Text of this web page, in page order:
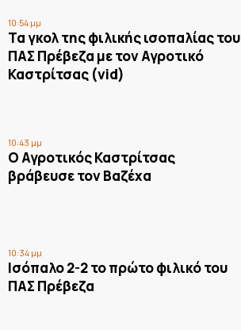
10:54 μμ
Τα γκολ της φιλικής ισοπαλίας του
ΠΑΣ Πρέβεζα με τον Αγροτικό
Καστρίτσας (vid)
10:43 μμ
Ο Αγροτικός Καστρίτσας
βράβευσε τον Βαζέχα
10:34 μμ
Ισόπαλο 2-2 το πρώτο φιλικό του
ΠΑΣ Πρέβεζα